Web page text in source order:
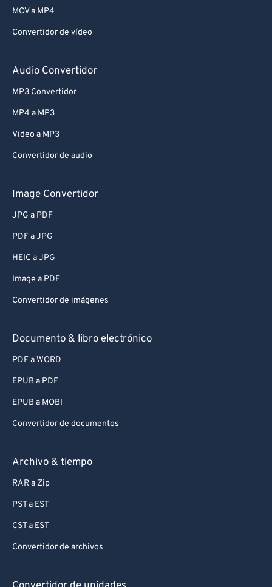
MOV a MP4
Convertidor de vídeo
Audio Convertidor
MP3 Convertidor
MP4 a MP3
Video a MP3
Convertidor de audio
Image Convertidor
JPG a PDF
PDF a JPG
HEIC a JPG
Image a PDF
Convertidor de imágenes
Documento & libro electrónico
PDF a WORD
EPUB a PDF
EPUB a MOBI
Convertidor de documentos
Archivo & tiempo
RAR a Zip
PST a EST
CST a EST
Convertidor de archivos